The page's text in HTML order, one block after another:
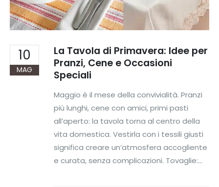
10
MAG
La Tavola di Primavera: Idee per
Pranzi, Cene e Occasioni
Speciali
Maggio è il mese della convivialità. Pranzi
più lunghi, cene con amici, primi pasti
all’aperto: la tavola torna al centro della
vita domestica. Vestirla con i tessili giusti
significa creare un’atmosfera accogliente
e curata, senza complicazioni. Tovaglie:...